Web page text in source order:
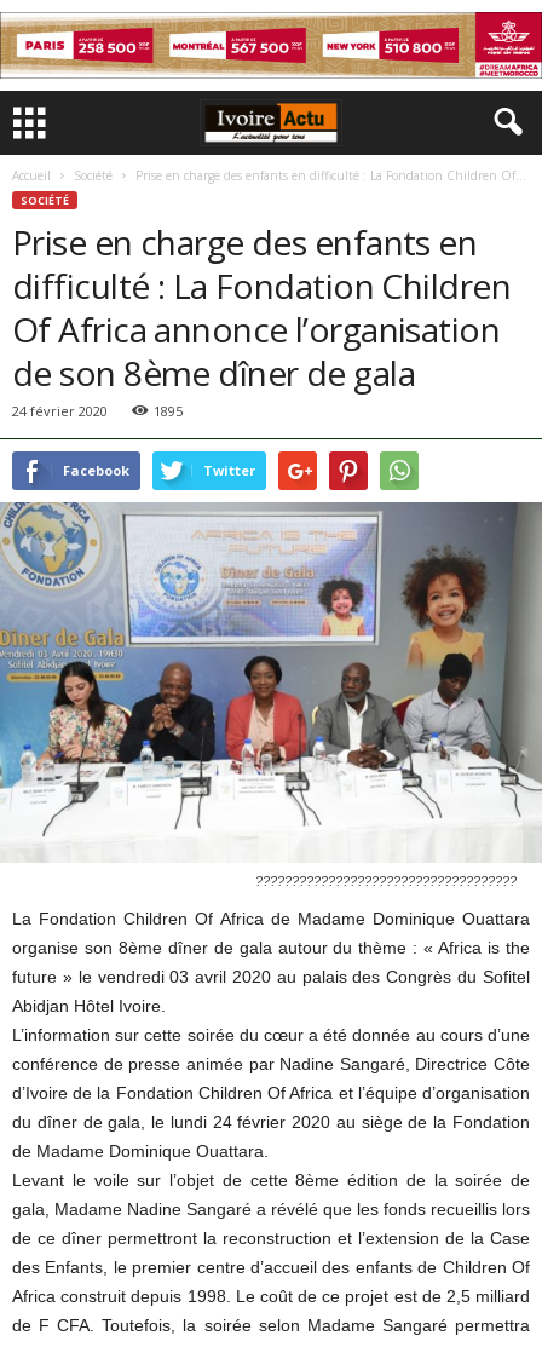
Accueil Société Prise en charge des enfants en difficulté : La Fondation Children Of...
SOCIÉTÉ
Prise en charge des enfants en
difficulté : La Fondation Children
Of Africa annonce l’organisation
de son 8ème dîner de gala
24 février 2020 1895
Facebook Twitter
????????????????????????????????????
La Fondation Children Of Africa de Madame Dominique Ouattara
organise son 8ème dîner de gala autour du thème : « Africa is the
future » le vendredi 03 avril 2020 au palais des Congrès du Sofitel
Abidjan Hôtel Ivoire.
L’information sur cette soirée du cœur a été donnée au cours d’une
conférence de presse animée par Nadine Sangaré, Directrice Côte
d’Ivoire de la Fondation Children Of Africa et l’équipe d’organisation
du dîner de gala, le lundi 24 février 2020 au siège de la Fondation
de Madame Dominique Ouattara.
Levant le voile sur l’objet de cette 8ème édition de la soirée de
gala, Madame Nadine Sangaré a révélé que les fonds recueillis lors
de ce dîner permettront la reconstruction et l’extension de la Case
des Enfants, le premier centre d’accueil des enfants de Children Of
Africa construit depuis 1998. Le coût de ce projet est de 2,5 milliard
de F CFA. Toutefois, la soirée selon Madame Sangaré permettra